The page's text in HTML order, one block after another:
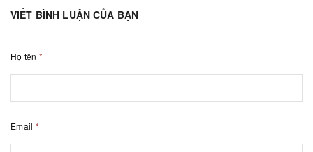
VIẾT BÌNH LUẬN CỦA BẠN
Họ tên *
Email *